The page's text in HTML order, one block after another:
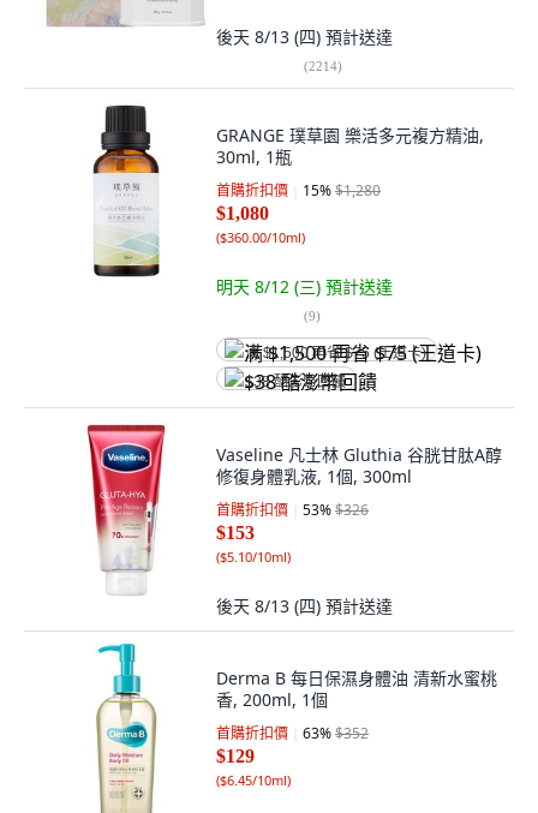
後天 8/13 (四) 預計送達
(2214)
GRANGE 璞草園 樂活多元複方精油,
30ml, 1瓶
首購折扣價 15%$1,280
$1,080
($360.00/10ml)
明天 8/12 (三) 預計送達
(9)
满 $1,500 再省 $75 (王道卡)
$38 酷澎幣回饋
Vaseline 凡士林 Gluthia 谷胱甘肽A醇
修復身體乳液, 1個, 300ml
首購折扣價 53%$326
$153
($5.10/10ml)
後天 8/13 (四) 預計送達
Derma B 每日保濕身體油 清新水蜜桃
香, 200ml, 1個
首購折扣價 63%$352
$129
($6.45/10ml)